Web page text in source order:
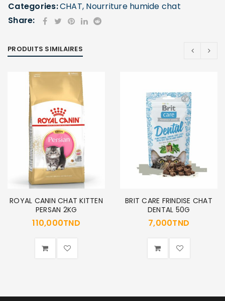
Categories:CHAT, Nourriture humide chat
Share:
PRODUITS SIMILAIRES
ROYAL CANIN CHAT KITTEN
PERSAN 2KG
110,000TND
BRIT CARE FRINDISE CHAT
DENTAL 50G
7,000TND